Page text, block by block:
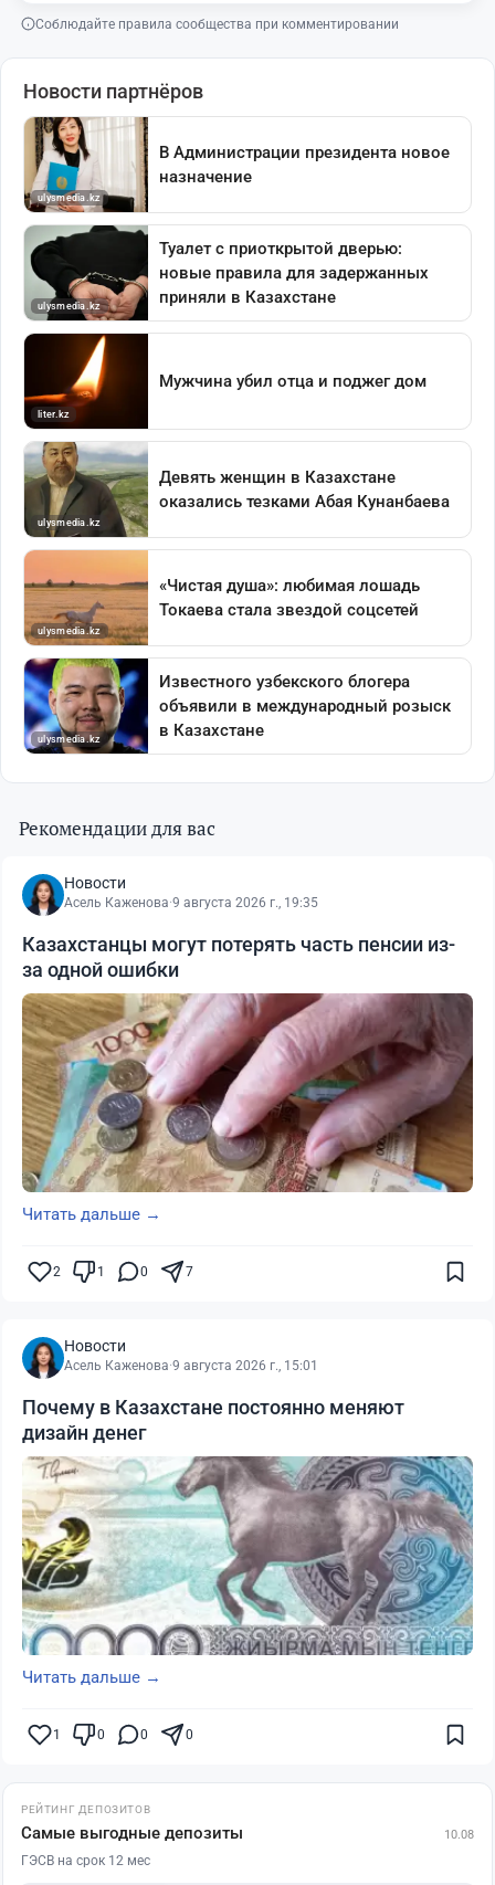
Соблюдайте правила сообщества при комментировании
Рекомендации для вас
Новости
Асель Каженова·9 августа 2026 г., 19:35
Казахстанцы могут потерять часть пенсии из-
за одной ошибки
Читать дальше →
2 1 0 7
Новости
Асель Каженова·9 августа 2026 г., 15:01
Почему в Казахстане постоянно меняют
дизайн денег
Читать дальше →
1 0 0 0
РЕЙТИНГ ДЕПОЗИТОВ
Самые выгодные депозиты 10.08
ГЭСВ на срок 12 мес